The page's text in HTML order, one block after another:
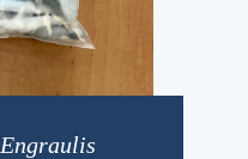
Engraulis